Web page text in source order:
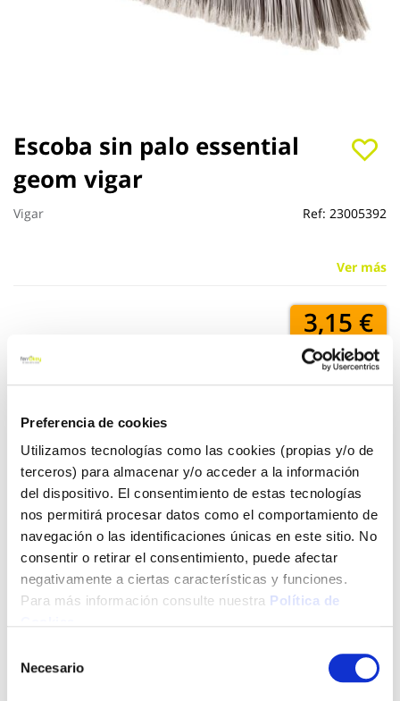
Preferencia de cookies
Utilizamos tecnologías como las cookies (propias y/o de
terceros) para almacenar y/o acceder a la información
del dispositivo. El consentimiento de estas tecnologías
nos permitirá procesar datos como el comportamiento de
navegación o las identificaciones únicas en este sitio. No
consentir o retirar el consentimiento, puede afectar
negativamente a ciertas características y funciones.
Para más información consulte nuestra Política de
Necesario
Escoba sin palo essential
geom vigar
Vigar Ref: 23005392
Ver más
3,15 €
Añadir al carrito
Click&Collect - Recogida gratis
en nuestras tiendas
Envío a domicilio:
5 días hábiles
+ INFO
Saltar
al
comienzo
de
la
galería
También te puede interesar